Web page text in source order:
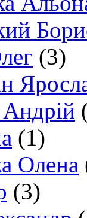
(3)
(1)
Олена
(3)